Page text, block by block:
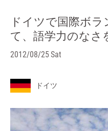
ドイツで国際ボ
て、語学力のなさ
2012/08/25 Sat
ドイツ